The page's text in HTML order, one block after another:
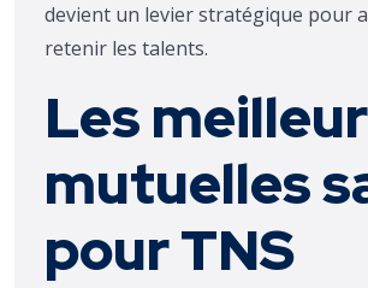
devient un levier stratégique pour
retenir les talents.
Les
mutuelles
pour TNS